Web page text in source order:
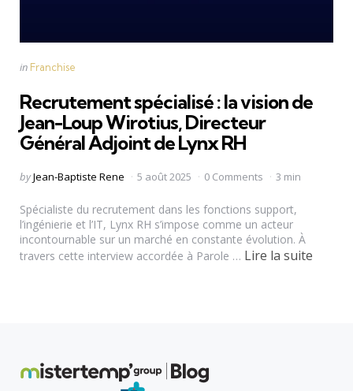
Categories
Posted
in Franchise
Recrutement spécialisé : la vision de
Jean-Loup Wirotius, Directeur
Général Adjoint de Lynx RH
Posted
byJean-Baptiste Rene 5 août 2025 0 Comments 3 min
Spécialiste du recrutement dans les fonctions support,
l’ingénierie et l’IT, Lynx RH s’impose comme un acteur
incontournable sur un marché en constante évolution. À
travers cette interview accordée à Parole … Lire la suite